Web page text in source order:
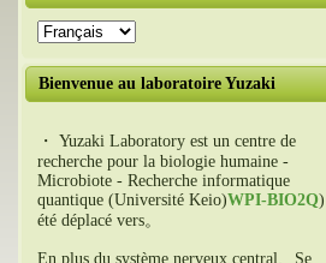
Bienvenue au laboratoire Yuzaki
・ Yuzaki Laboratory est un centre de
recherche pour la biologie humaine -
Microbiote - Recherche informatique
quantique (Université Keio)WPI-BIO2Q
été déplacé vers。
En plus du système nerveux central、Se